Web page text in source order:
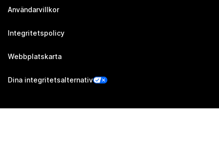
Användarvillkor
Integritetspolicy
Webbplatskarta
Dina integritetsalternativ